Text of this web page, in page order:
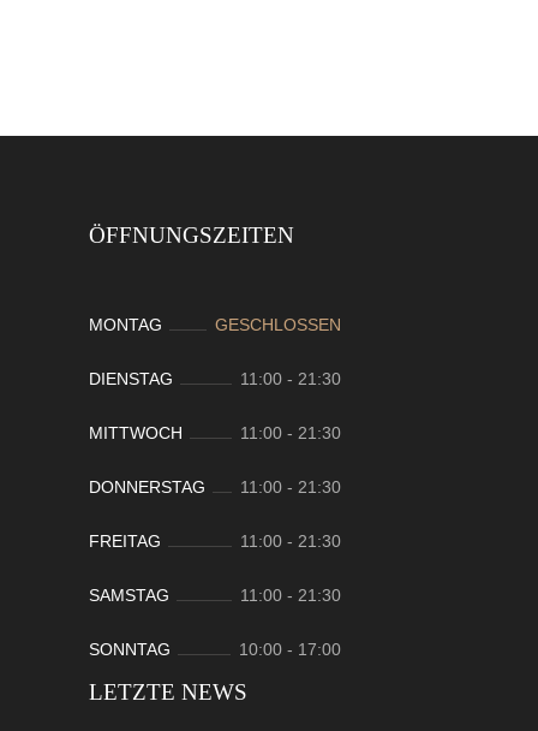
ÖFFNUNGSZEITEN
MONTAG GESCHLOSSEN
DIENSTAG 11:00 - 21:30
MITTWOCH 11:00 - 21:30
DONNERSTAG 11:00 - 21:30
FREITAG 11:00 - 21:30
SAMSTAG 11:00 - 21:30
SONNTAG 10:00 - 17:00
LETZTE NEWS